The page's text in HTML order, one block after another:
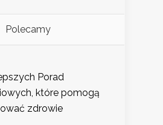
Polecamy
Porad
które pomogą
zdrowie